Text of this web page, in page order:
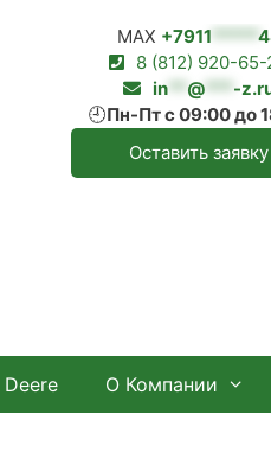
MAX +7911 *****
8 (812) 920-65-
in ** @ *** -
🕘Пн-Пт с 09:00 до
Оставить заявку
О Компании